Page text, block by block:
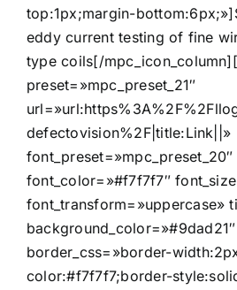
top:1px;margin-
eddy current testing of fine
type coils[/
preset=»mpc_preset_21″
defectovision%2F|title:Link||»
font_preset=»mpc_preset_20″
font_color=»#f7f7f7″
font_transform=»uppercase»
background_color=»#9dad21″
border_css=»border-
color:#f7f7f7;border-